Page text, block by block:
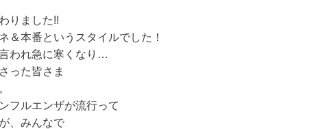
りました!!
＆本番というスタイルでした！
われ急に寒くなり…
った皆さま
フルエンザが流行って
、みんなで